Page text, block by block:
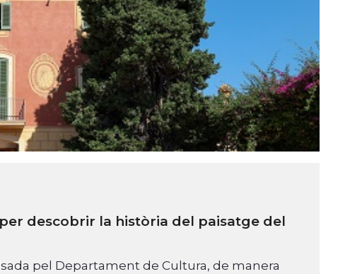
descobrir la història del paisatge del
pel Departament de Cultura, de manera